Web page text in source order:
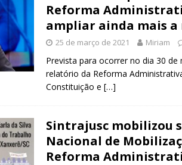
Reforma
ampliar ainda mais a
25 de março de 2021 Miriam
Prevista para ocorrer no dia 30
relatório da Reforma
Constituição e […]
Sintrajusc mobilizou
Nacional de
Reforma